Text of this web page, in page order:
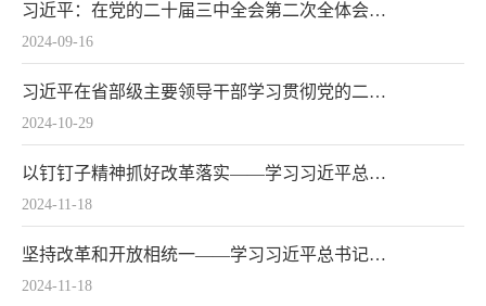
2024-09-16
习近平：在党的二十届三中全会第二次全体会议上的讲话
2024-10-29
习近平在省部级主要领导干部学习贯彻党的二十届三中全会精神专题研讨班开班式上发表重要讲话：深入学习贯彻党的二十届三中全会精神 凝心聚力推动改革行稳致远
2024-11-18
以钉钉子精神抓好改革落实——学习习近平总书记在省部级主要领导干部专题研讨班开班式重要讲话精神系列述评之七
2024-11-18
坚持改革和开放相统一——学习习近平总书记在省部级主要领导干部专题研讨班开班式重要讲话精神系列述评之六